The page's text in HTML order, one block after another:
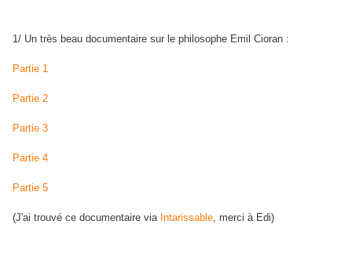
1/ Un très beau documentaire sur le philosophe Emil Cioran :
Partie 1
Partie 2
Partie 3
Partie 4
Partie 5
(J'ai trouvé ce documentaire via Intarissable, merci à Edi)